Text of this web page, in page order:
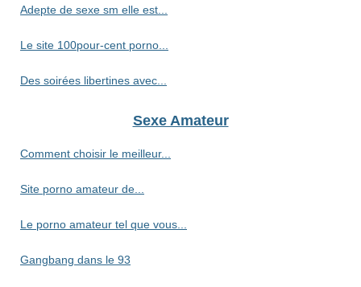
Adepte de sexe sm elle est...
Le site 100pour-cent porno...
Des soirées libertines avec...
Sexe Amateur
Comment choisir le meilleur...
Site porno amateur de...
Le porno amateur tel que vous...
Gangbang dans le 93